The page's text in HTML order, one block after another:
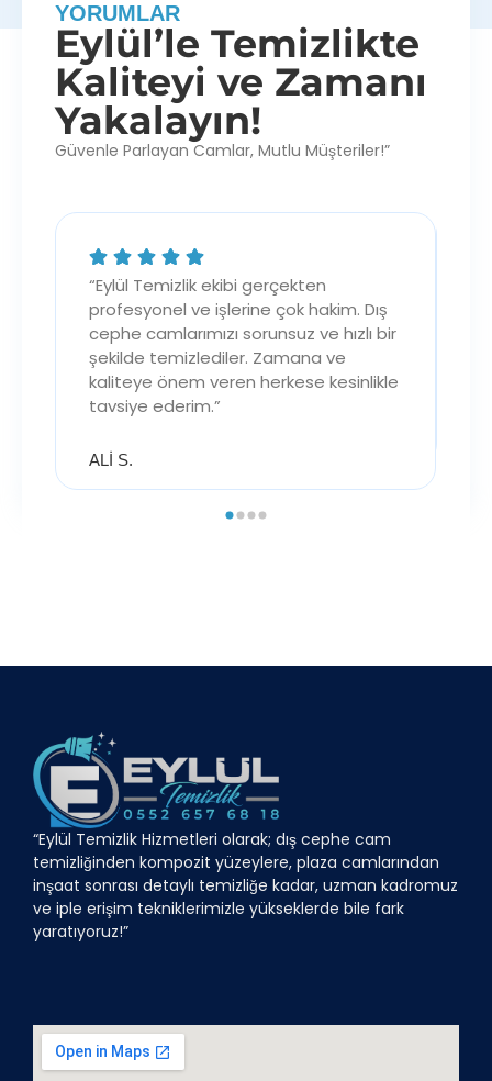
YORUMLAR
Eylül’le Temizlikte
Kaliteyi ve Zamanı
Yakalayın!
Güvenle Parlayan Camlar, Mutlu Müşteriler!”
ALİ S.
“Eylül Temizlik ekibi gerçekten
profesyonel ve işlerine çok hakim. Dış
cephe camlarımızı sorunsuz ve hızlı bir
şekilde temizlediler. Zamana ve
kaliteye önem veren herkese kesinlikle
tavsiye ederim.”
“Eylül Temizlik Hizmetleri olarak; dış cephe cam
temizliğinden kompozit yüzeylere, plaza camlarından
inşaat sonrası detaylı temizliğe kadar, uzman kadromuz
ve iple erişim tekniklerimizle yükseklerde bile fark
yaratıyoruz!”